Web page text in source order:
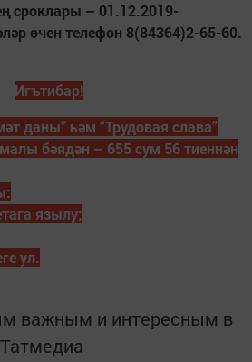
сроклары – 01.12.2019-
өчен телефон 8(84364)2-65-60.
Игътибар!
даны” һәм “Трудовая слава”
бәядән – 655 сум 56 тиеннән
язылу;
ул.
важным и интересным в
Татмедиа